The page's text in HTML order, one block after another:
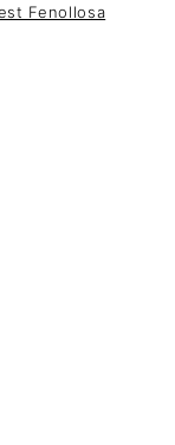
Fenollosa